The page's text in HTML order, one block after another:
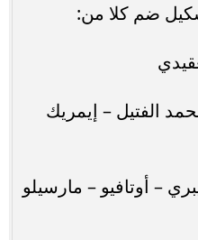
ضم كلا من:
الفتيل – إيمريك
– أوتافيو – مارسيلو